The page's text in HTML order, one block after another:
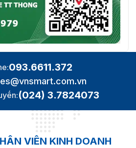
093.6611.372
(024) 3.7824073
VIÊN KINH DOANH